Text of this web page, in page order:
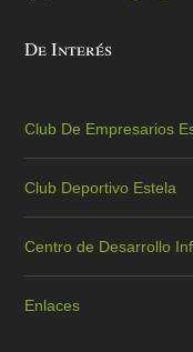
De Interés
Club De Empresarios
Club Deportivo Estela
Centro de Desarrollo
Enlaces